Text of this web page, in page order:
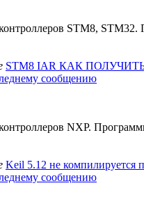
STM8, STM32.
STM8 IAR КАК
сообщению
NXP.
Keil 5.12 не компилируется
сообщению